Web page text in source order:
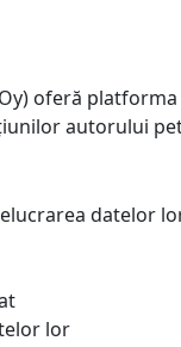
oferă
autorului
datelor
lor